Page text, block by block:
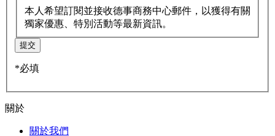
本人希望訂閱並接收德事商務中心郵件，以獲得有關
獨家優惠、特別活動等最新資訊。
提交
*必填
關於
關於我們